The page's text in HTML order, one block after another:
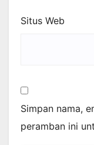
Situs Web
Simpan nama,
peramban ini